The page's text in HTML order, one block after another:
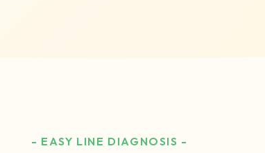
- EASY LINE DIAGNOSIS -